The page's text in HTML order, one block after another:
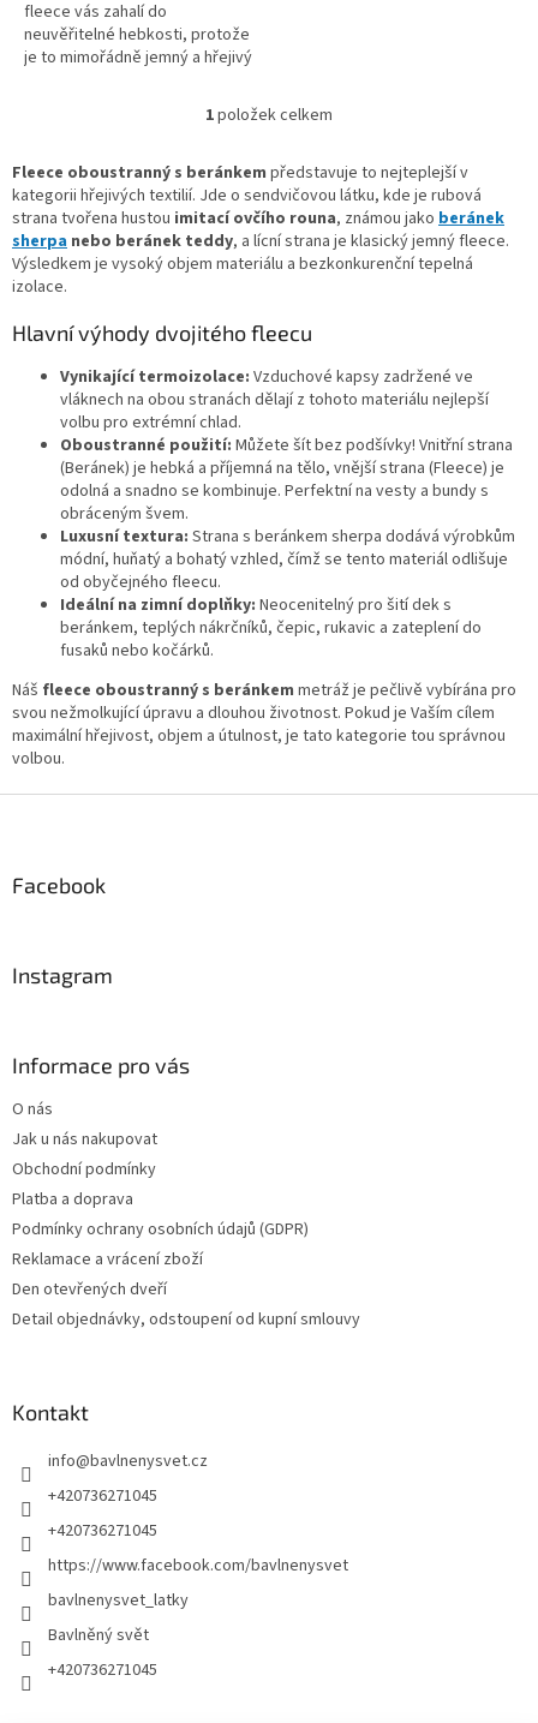
fleece vás zahalí do
neuvěřitelné hebkosti, protože
je to mimořádně jemný a hřejivý
O
l
á
d
a
c
r
k
y
ý
p
i
u
1položek celkem
Fleece oboustranný s beránkem představuje to nejteplejší v
kategorii hřejivých textilií. Jde o sendvičovou látku, kde je rubová
strana tvořena hustou imitací ovčího rouna, známou jako beránek
sherpa nebo beránek teddy, a lícní strana je klasický jemný fleece.
Výsledkem je vysoký objem materiálu a bezkonkurenční tepelná
izolace.
Hlavní výhody dvojitého fleecu
Vynikající termoizolace: Vzduchové kapsy zadržené ve
vláknech na obou stranách dělají z tohoto materiálu nejlepší
volbu pro extrémní chlad.
Oboustranné použití: Můžete šít bez podšívky! Vnitřní strana
(Beránek) je hebká a příjemná na tělo, vnější strana (Fleece) je
odolná a snadno se kombinuje. Perfektní na vesty a bundy s
obráceným švem.
Luxusní textura: Strana s beránkem sherpa dodává výrobkům
módní, huňatý a bohatý vzhled, čímž se tento materiál odlišuje
od obyčejného fleecu.
Ideální na zimní doplňky: Neocenitelný pro šití dek s
beránkem, teplých nákrčníků, čepic, rukavic a zateplení do
fusaků nebo kočárků.
Náš fleece oboustranný s beránkem metráž je pečlivě vybírána pro
svou nežmolkující úpravu a dlouhou životnost. Pokud je Vaším cílem
maximální hřejivost, objem a útulnost, je tato kategorie tou správnou
volbou.
Facebook
Instagram
Informace pro vás
O nás
Jak u nás nakupovat
Obchodní podmínky
Platba a doprava
Podmínky ochrany osobních údajů (GDPR)
Reklamace a vrácení zboží
Den otevřených dveří
Detail objednávky, odstoupení od kupní smlouvy
Kontakt
info@bavlnenysvet.cz
+420736271045
+420736271045
https://www.facebook.com/bavlnenysvet
bavlnenysvet_latky
Bavlněný svět
+420736271045